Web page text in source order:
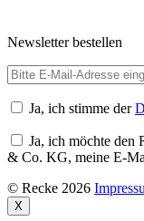
Newsletter bestellen
Ja, ich stimme der
Ja, ich möchte den
& Co. KG, meine E-
© Recke 2026
X